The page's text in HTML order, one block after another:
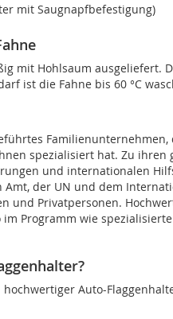
mit Saugnapfbefestigung)
mit Hohlsaum ausgeliefert.
ist die Fahne bis 60 °C
spezialisiert hat. Zu ihren
und internationalen
der UN und dem
und Privatpersonen.
Programm wie
Auto-